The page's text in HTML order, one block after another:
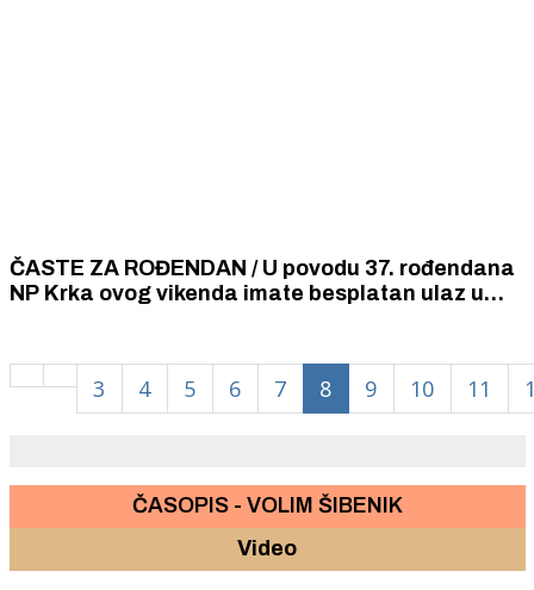
ČASTE ZA ROĐENDAN / U povodu 37. rođendana
NP Krka ovog vikenda imate besplatan ulaz u
3 4 5 6 7 8 9 10 11
ČASOPIS - VOLIM ŠIBENIK
Video